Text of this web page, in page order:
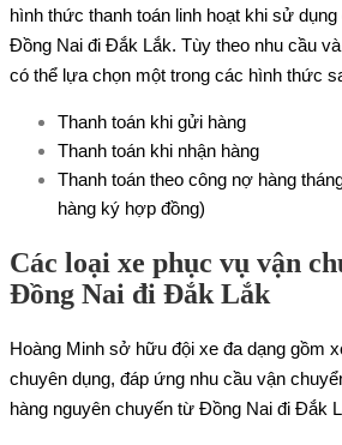
hình thức thanh toán linh hoạt khi sử
Đồng Nai đi Đắk Lắk. Tùy theo nhu cầu
có thể lựa chọn một trong các hình thức
Thanh toán khi gửi hàng
Thanh toán khi nhận hàng
Thanh toán theo công nợ hàng
hàng ký hợp đồng)
Các loại xe phục vụ vận
Đồng Nai đi Đắk Lắk
Hoàng Minh sở hữu đội xe đa dạng gồm
chuyên dụng, đáp ứng nhu cầu vận
hàng nguyên chuyến từ Đồng Nai đi Đắk